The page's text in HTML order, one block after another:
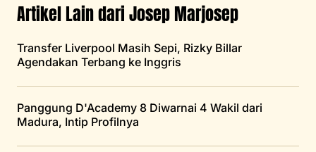
Artikel Lain dari Josep Marjosep
Transfer Liverpool Masih Sepi, Rizky Billar
Agendakan Terbang ke Inggris
Panggung D'Academy 8 Diwarnai 4 Wakil dari
Madura, Intip Profilnya